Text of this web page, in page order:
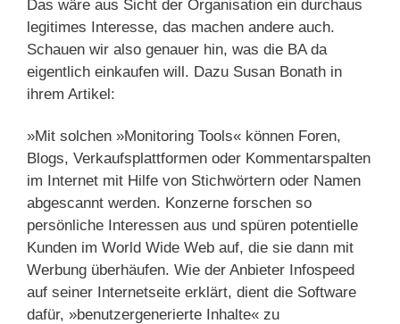
Das wäre aus Sicht der Organisation ein durchaus
legitimes Interesse, das machen andere auch.
Schauen wir also genauer hin, was die BA da
eigentlich einkaufen will. Dazu Susan Bonath in
ihrem Artikel:
»Mit solchen »Monitoring Tools« können Foren,
Blogs, Verkaufsplattformen oder Kommentarspalten
im Internet mit Hilfe von Stichwörtern oder Namen
abgescannt werden. Konzerne forschen so
persönliche Interessen aus und spüren potentielle
Kunden im World Wide Web auf, die sie dann mit
Werbung überhäufen. Wie der Anbieter Infospeed
auf seiner Internetseite erklärt, dient die Software
dafür, »benutzergenerierte Inhalte« zu